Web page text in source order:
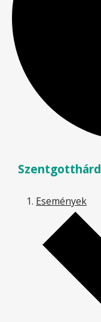
Szentgotthárd
Események